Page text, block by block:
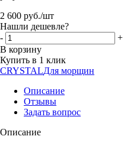
2 600 руб./шт
Нашли дешевле?
-
+
В корзину
Купить в 1 клик
CRYSTALДля морщин
Описание
Отзывы
Задать вопрос
Описание